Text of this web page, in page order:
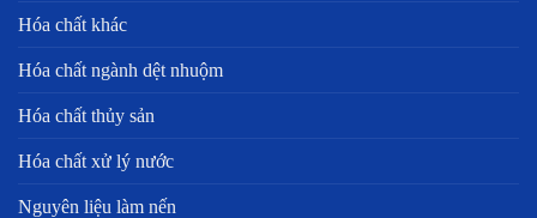
Hóa chất khác
Hóa chất ngành dệt nhuộm
Hóa chất thủy sản
Hóa chất xử lý nước
Nguyên liệu làm nến